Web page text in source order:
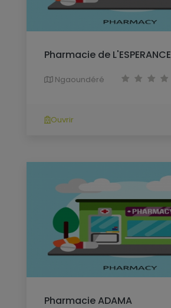
Pharmacie de L'ESPERANCE
Ngaoundéré
Ouvrir
Pharmacie ADAMA